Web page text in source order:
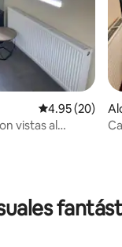
Calificación
4.95 (20)
vistas al